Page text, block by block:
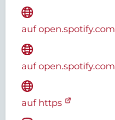
auf open.spotify.com
auf open.spotify.com
auf https